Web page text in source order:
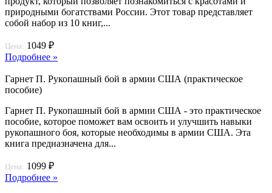
природными богатствами России. Этот товар представляет
собой набор из 10 книг,...
Цена: 1049 ₽
Подробнее »
Гарнет П. Рукопашный бой в армии США (практическое
пособие)
Гарнет П. Рукопашный бой в армии США - это практическое
пособие, которое поможет вам освоить и улучшить навыки
рукопашного боя, которые необходимы в армии США. Эта
книга предназначена для...
Цена: 1099 ₽
Подробнее »